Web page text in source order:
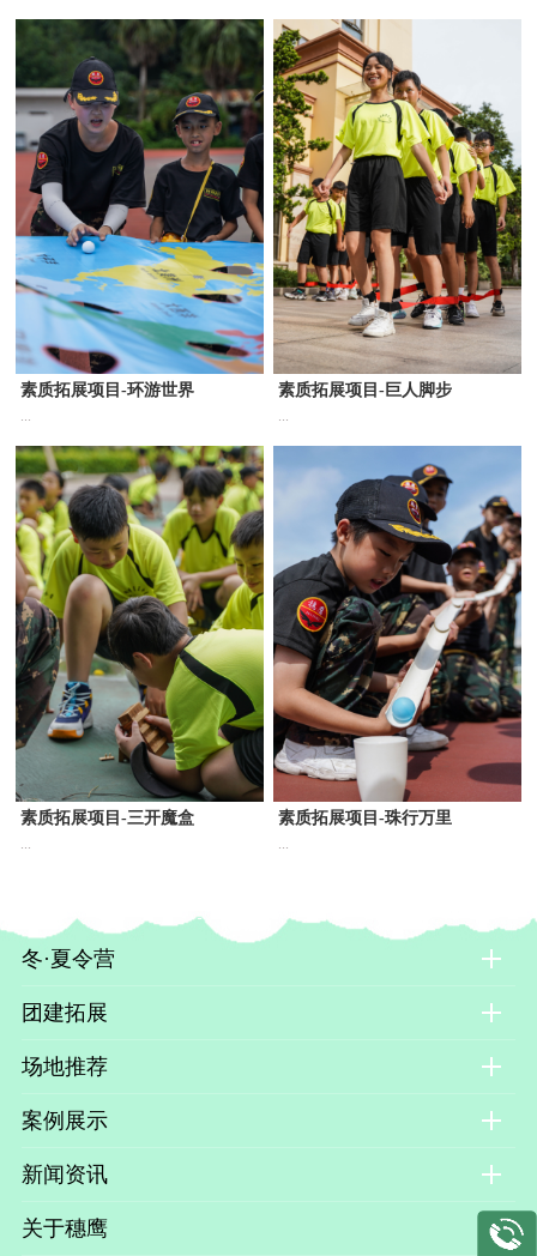
素质拓展项目-环游世界
...
素质拓展项目-巨人脚步
...
素质拓展项目-三开魔盒
...
素质拓展项目-珠行万里
...
冬·夏令营
团建拓展
场地推荐
案例展示
新闻资讯
关于穗鹰